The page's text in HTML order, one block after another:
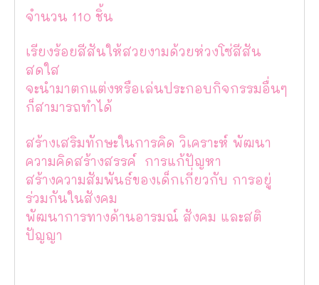
จำนวน 110 ชิ้น
เรียงร้อยสีสันให้สวยงามด้วยห่วงโซ่สีสัน
สดใส
จะนำมาตกแต่งหรือเล่นประกอบกิจกรรมอื่นๆ
ก็สามารถทำได้
สร้างเสริมทักษะในการคิด วิเคราะห์ พัฒนา
ความคิดสร้างสรรค์ การแก้ปัญหา
สร้างความสัมพันธ์ของเด็กเกี่ยวกับ การอยู่
ร่วมกันในสังคม
พัฒนาการทางด้านอารมณ์ สังคม และสติ
ปัญญา